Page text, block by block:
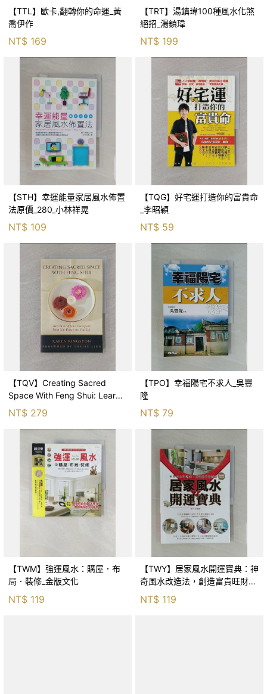
【TTL】歐卡,翻轉你的命運_黃
喬伊作
NT$ 169
【TRT】湯鎮瑋100種風水化煞
絕招_湯鎮瑋
NT$ 199
【STH】幸運能量家居風水佈置
法原價_280_小林祥晃
NT$ 109
【TQG】好宅運打造你的富貴命
_李昭穎
NT$ 59
【TQV】Creating Sacred
Space With Feng Shui: Learn
the Art of Space Cle
NT$ 279
【TPO】幸福陽宅不求人_吳豐
隆
NT$ 79
【TWM】強運風水：購屋．布
局．裝修_金版文化
NT$ 119
【TWY】居家風水開運寶典：神
奇風水改造法，創造富貴旺財運
_崔江
NT$ 119